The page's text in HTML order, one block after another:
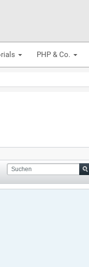
PHP & Co.